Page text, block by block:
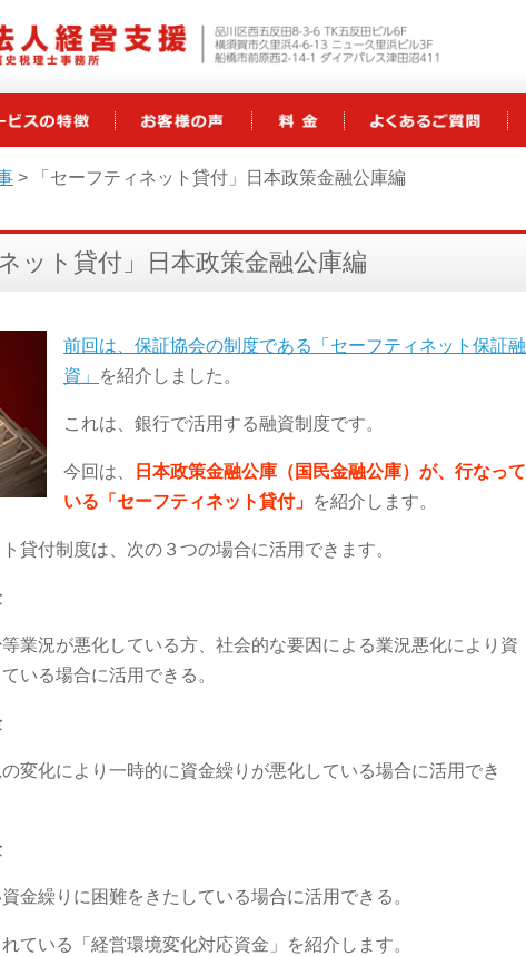
> 「セーフティネット貸付」日本政策金融公庫編
ット貸付」日本政策金融公庫編
前回は、保証協会の制度である「セーフティネット保証融
資」
を紹介しました。
これは、銀行で活用する融資制度です。
今回は、
日本政策金融公庫（国民金融公庫）が、行なって
いる「セーフティネット貸付」 を紹介します。
貸付制度は、次の３つの場合に活用できます。
業況が悪化している方、社会的な要因による業況悪化により資
いる場合に活用できる。
変化により一時的に資金繰りが悪化している場合に活用でき
金繰りに困難をきたしている場合に活用できる。
ている「経営環境変化対応資金」を紹介します。